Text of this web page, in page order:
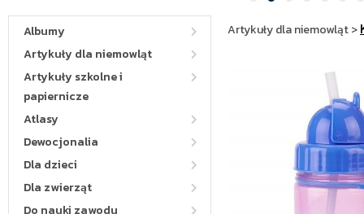
Albumy
Artykuły dla niemowląt
Artykuły szkolne i
papiernicze
Atlasy
Dewocjonalia
Dla dzieci
Dla zwierząt
Do nauki zawodu
Artykuły dla niemowląt>